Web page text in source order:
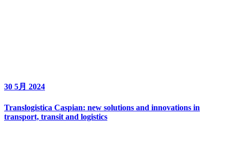
30 5月 2024
Translogistica Caspian: new solutions and innovations in
transport, transit and logistics